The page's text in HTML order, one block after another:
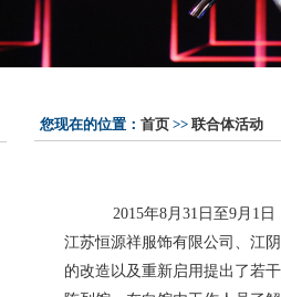
您现在的位置： 首页 >> 联合体活动
2015年8月31日至9月1日，
江苏恒源祥服饰有限公司、江
的改造以及重新启用提出了若